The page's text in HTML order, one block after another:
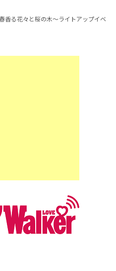
香る花々と桜の木～ライトアップイベ